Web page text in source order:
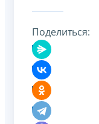
Поделиться: